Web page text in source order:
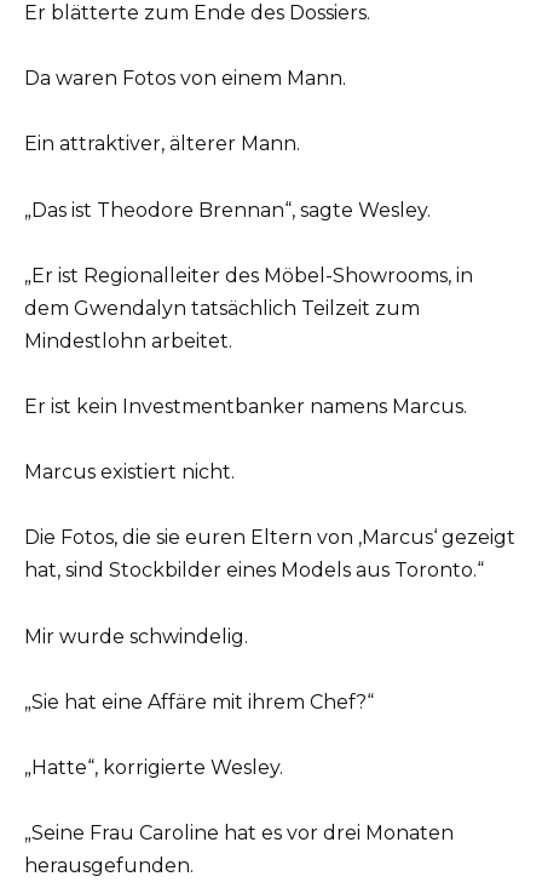
Er blätterte zum Ende des Dossiers.
Da waren Fotos von einem Mann.
Ein attraktiver, älterer Mann.
„Das ist Theodore Brennan“, sagte Wesley.
„Er ist Regionalleiter des Möbel-Showrooms, in
dem Gwendalyn tatsächlich Teilzeit zum
Mindestlohn arbeitet.
Er ist kein Investmentbanker namens Marcus.
Marcus existiert nicht.
Die Fotos, die sie euren Eltern von ‚Marcus‘ gezeigt
hat, sind Stockbilder eines Models aus Toronto.“
Mir wurde schwindelig.
„Sie hat eine Affäre mit ihrem Chef?“
„Hatte“, korrigierte Wesley.
„Seine Frau Caroline hat es vor drei Monaten
herausgefunden.